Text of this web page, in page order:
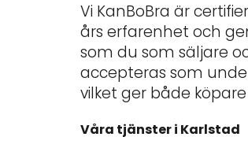
Vi KanBoBra är
års erfarenhet och
som du som säljare
accepteras som
vilket ger både
Våra tjänster i Karlstad